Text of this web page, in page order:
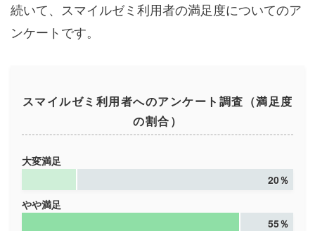
続いて、スマイルゼミ利用者の満足度についてのア
ンケートです。
スマイルゼミ利用者へのアンケート調査（満足度
の割合）
大変満足
20％
やや満足
55％